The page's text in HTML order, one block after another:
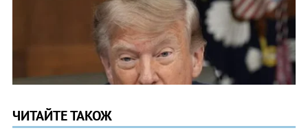
ЧИТАЙТЕ ТАКОЖ